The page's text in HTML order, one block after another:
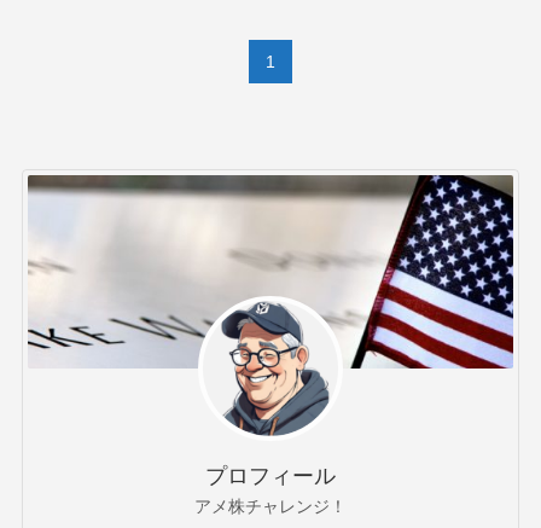
1
プロフィール
アメ株チャレンジ！